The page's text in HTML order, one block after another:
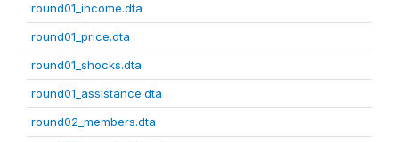
round01_income.dta
round01_price.dta
round01_shocks.dta
round01_assistance.dta
round02_members.dta